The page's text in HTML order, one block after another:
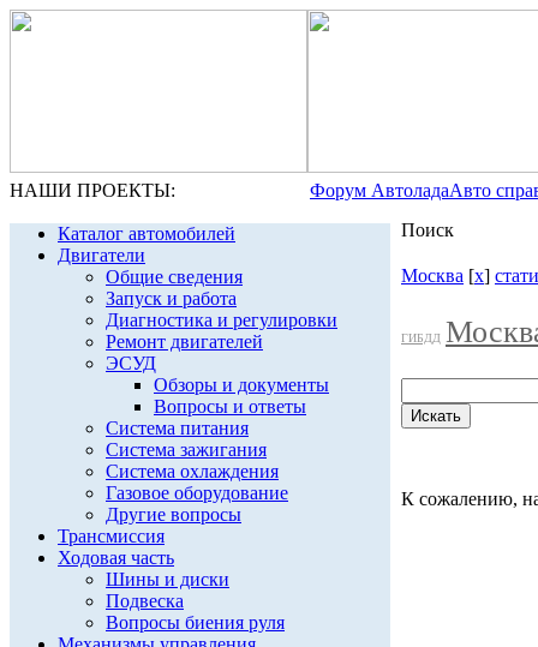
НАШИ ПРОЕКТЫ: Форум АвтоладаАвто
Каталог автомобилей
Двигатели
Общие сведения
Запуск и работа
Диагностика и регулировки
Ремонт двигателей
ЭСУД
Обзоры и документы
Вопросы и ответы
Система питания
Система зажигания
Система охлаждения
Газовое оборудование
Другие вопросы
Трансмиссия
Ходовая часть
Шины и диски
Подвеска
Вопросы биения руля
Поиск
Москва [x]
ГИБДД
К сожалению,